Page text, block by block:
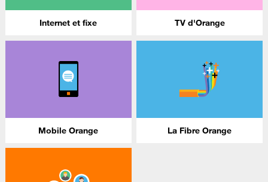
Internet et fixe TV d'Orange
Mobile Orange La Fibre Orange